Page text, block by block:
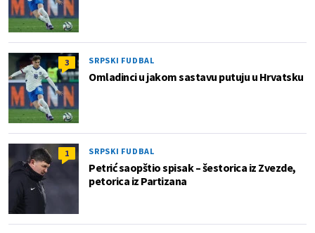
3 SRPSKI FUDBAL
Omladinci u jakom sastavu putuju u Hrvatsku
1 SRPSKI FUDBAL
Petrić saopštio spisak – šestorica iz Zvezde,
petorica iz Partizana